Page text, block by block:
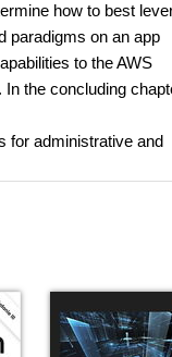
how to best
paradigms on an app
to the AWS
the concluding
for administrative and